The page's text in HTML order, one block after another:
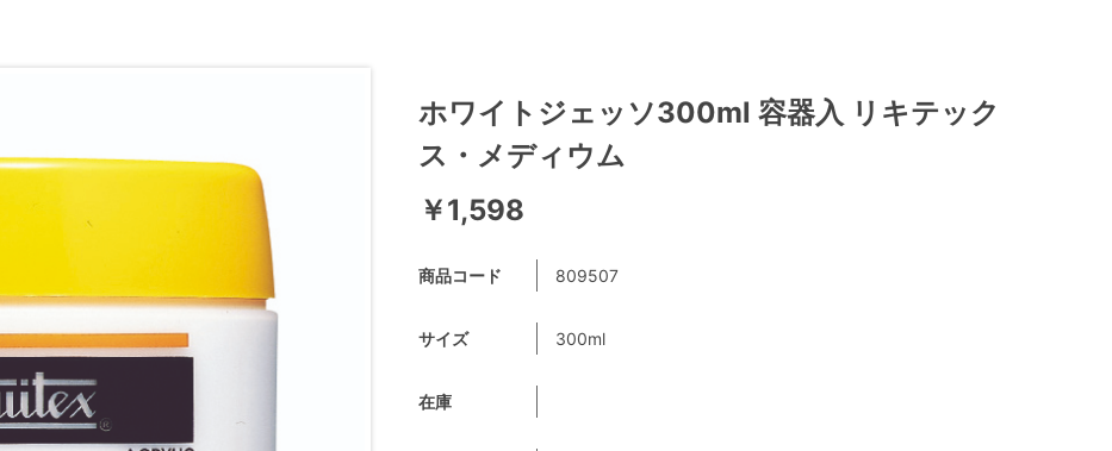
ホワイトジェッソ300ml 容器入 リキテック
ス・メディウム
￥1,598
商品コード 809507
サイズ 300ml
在庫